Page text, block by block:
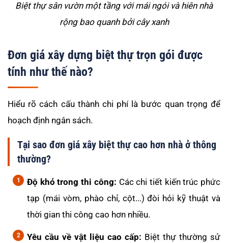
Biệt thự sân vườn một tầng với mái ngói và hiên nhà
rộng bao quanh bởi cây xanh
Đơn giá xây dựng biệt thự trọn gói được
tính như thế nào?
Hiểu rõ cách cấu thành chi phí là bước quan trọng để
hoạch định ngân sách.
Tại sao đơn giá xây biệt thự cao hơn nhà ở thông
thường?
Độ khó trong thi công: Các chi tiết kiến trúc phức
tạp (mái vòm, phào chỉ, cột...) đòi hỏi kỹ thuật và
thời gian thi công cao hơn nhiều.
Yêu cầu về vật liệu cao cấp: Biệt thự thường sử